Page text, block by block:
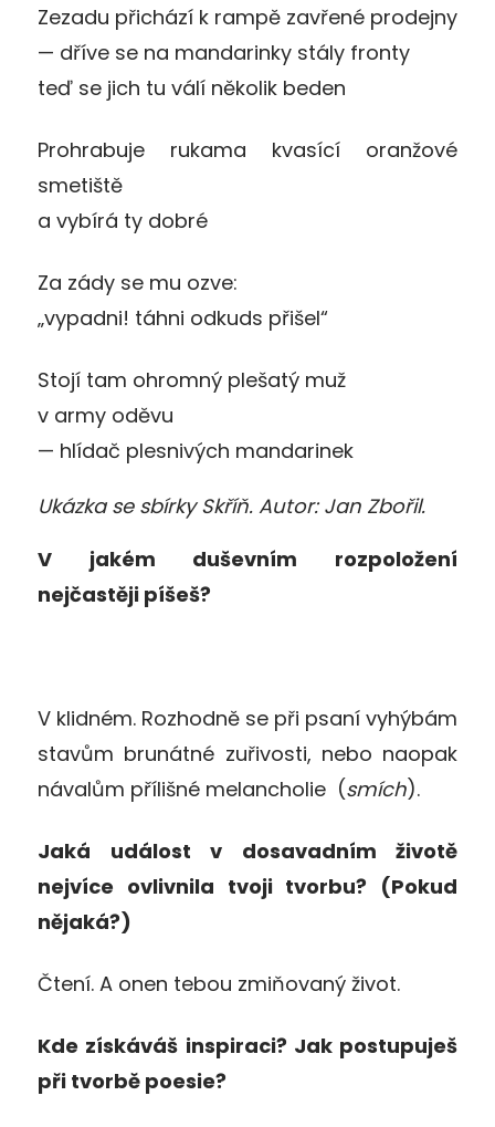
Zezadu přichází k rampě zavřené prodejny
— dříve se na mandarinky stály fronty
teď se jich tu válí několik beden
Prohrabuje rukama kvasící oranžové
smetiště
a vybírá ty dobré
Za zády se mu ozve:
„vypadni! táhni odkuds přišel“
Stojí tam ohromný plešatý muž
v army oděvu
— hlídač plesnivých mandarinek
Ukázka se sbírky Skříň. Autor: Jan Zbořil.
V jakém duševním rozpoložení
nejčastěji píšeš?
V klidném. Rozhodně se při psaní vyhýbám
stavům brunátné zuřivosti, nebo naopak
návalům přílišné melancholie (smích).
Jaká událost v dosavadním životě
nejvíce ovlivnila tvoji tvorbu? (Pokud
nějaká?)
Čtení. A onen tebou zmiňovaný život.
Kde získáváš inspiraci? Jak postupuješ
při tvorbě poesie?